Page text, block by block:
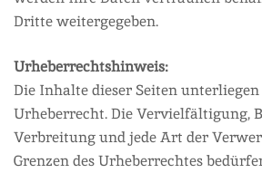
Dritte weitergegeben.
Urheberrechtshinweis:
Die Inhalte dieser Seiten
Urheberrecht. Die Vervielfältigung,
Verbreitung und jede Art der
Grenzen des Urheberrechtes